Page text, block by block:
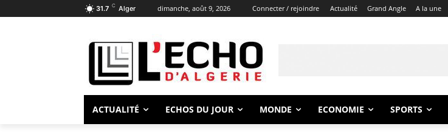
31.7 C Alger dimanche, août 9, 2026 Connecter / rejoindre Actualité Grand Angle A la une
ACTUALITÉ ECHOS DU JOUR MONDE ECONOMIE SPORTS